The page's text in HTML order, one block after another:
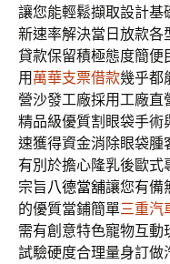
讓您能輕鬆擷取設計基
新速率解決當日放款各
貸款保留積極態度簡便
用 萬華支票借款幾乎都
營沙發工廠採用工廠直
精品級優質割眼袋手術
速獲得資金消除眼袋腫
有別於擔心隆乳後歐
宗旨八德當舖讓您有備
的優質當鋪簡單三重汽
需有創意特色寵物互動
試驗硬度合理量身訂做